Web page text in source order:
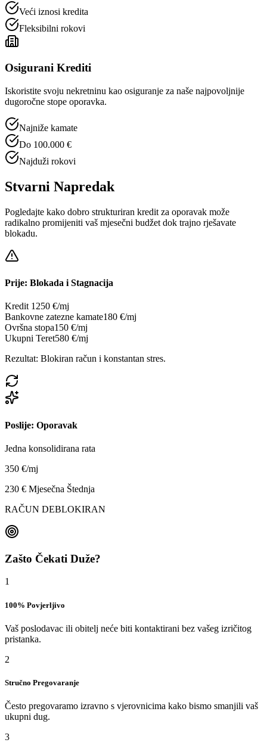
Veći iznosi kredita
Fleksibilni rokovi
Osigurani Krediti
Iskoristite svoju nekretninu kao osiguranje za naše najpovoljnije
dugoročne stope oporavka.
Najniže kamate
Do 100.000 €
Najduži rokovi
Stvarni Napredak
Pogledajte kako dobro strukturiran kredit za oporavak može
radikalno promijeniti vaš mjesečni budžet dok trajno rješavate
blokadu.
Prije: Blokada i Stagnacija
Kredit 1250 €/mj
Bankovne zatezne kamate180 €/mj
Ovršna stopa150 €/mj
Ukupni Teret580 €/mj
Rezultat: Blokiran račun i konstantan stres.
Poslije: Oporavak
Jedna konsolidirana rata
350 €/mj
230 € Mjesečna Štednja
RAČUN DEBLOKIRAN
Zašto Čekati Duže?
1
100% Povjerljivo
Vaš poslodavac ili obitelj neće biti kontaktirani bez vašeg izričitog
pristanka.
2
Stručno Pregovaranje
Često pregovaramo izravno s vjerovnicima kako bismo smanjili vaš
ukupni dug.
3